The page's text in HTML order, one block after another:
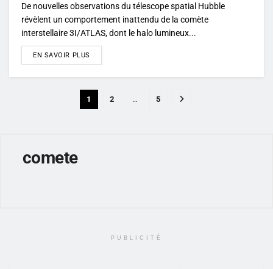
De nouvelles observations du télescope spatial Hubble
révèlent un comportement inattendu de la comète
interstellaire 3I/ATLAS, dont le halo lumineux...
EN SAVOIR PLUS
1 2 … 5
comete
PUBLICITÉ